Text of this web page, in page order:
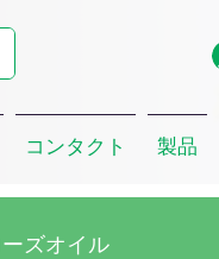
コンタクト 製品
ーズオイル